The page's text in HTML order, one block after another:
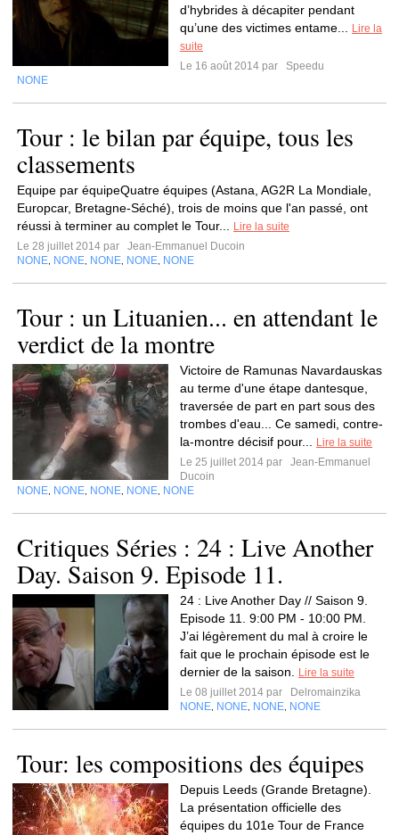
d’hybrides à décapiter pendant
qu’une des victimes entame...
Lire la
suite
Le 16 août 2014 par
Speedu
NONE
Tour : le bilan par équipe, tous les
classements
Equipe par équipeQuatre équipes (Astana, AG2R La Mondiale,
Europcar, Bretagne-Séché), trois de moins que l'an passé, ont
réussi à terminer au complet le Tour...
Lire la suite
Le 28 juillet 2014 par
Jean-Emmanuel Ducoin
NONE NONE NONE NONE NONE
Tour : un Lituanien... en attendant le
verdict de la montre
Victoire de Ramunas Navardauskas
au terme d'une étape dantesque,
traversée de part en part sous des
trombes d'eau... Ce samedi, contre-
la-montre décisif pour...
Lire la suite
Le 25 juillet 2014 par
Jean-Emmanuel
Ducoin
NONE NONE NONE NONE NONE
Critiques Séries : 24 : Live Another
Day. Saison 9. Episode 11.
24 : Live Another Day // Saison 9.
Episode 11. 9:00 PM - 10:00 PM.
J’ai légèrement du mal à croire le
fait que le prochain épisode est le
dernier de la saison.
Lire la suite
Le 08 juillet 2014 par
Delromainzika
NONE NONE NONE NONE
Tour: les compositions des équipes
Depuis Leeds (Grande Bretagne).
La présentation officielle des
équipes du 101e Tour de France